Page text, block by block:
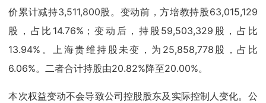
价累计减持3,511,800股。变动前，方培教持股63,015,129
股，占比14.76%；变动后，持股59,503,329股，占比
13.94%。上海贵维持股未变，为25,858,778股，占比
6.06%。二者合计持股由20.82%降至20.00%。
本次权益变动不会导致公司控股股东及实际控制人变化。公